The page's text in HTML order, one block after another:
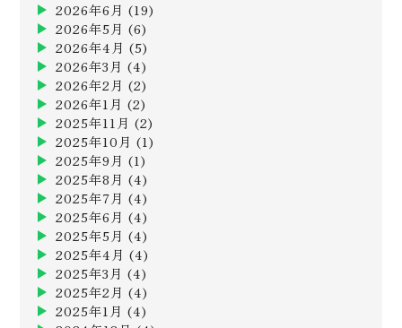
2026年6月 (19)
2026年5月 (6)
2026年4月 (5)
2026年3月 (4)
2026年2月 (2)
2026年1月 (2)
2025年11月 (2)
2025年10月 (1)
2025年9月 (1)
2025年8月 (4)
2025年7月 (4)
2025年6月 (4)
2025年5月 (4)
2025年4月 (4)
2025年3月 (4)
2025年2月 (4)
2025年1月 (4)